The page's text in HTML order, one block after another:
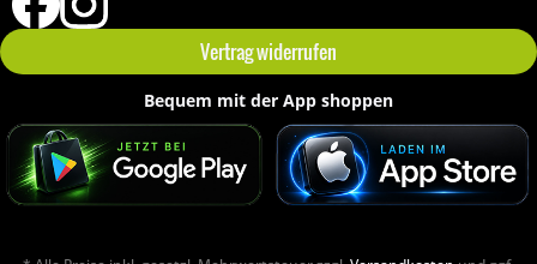
Vertrag widerrufen
Bequem mit der App shoppen